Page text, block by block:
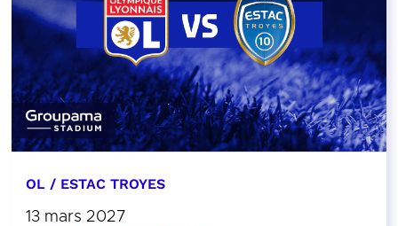
OL / ESTAC TROYES
13 mars 2027